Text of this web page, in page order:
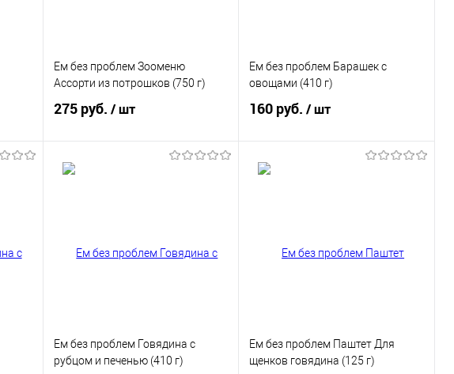
Ем без проблем Зооменю
Ассорти из потрошков (750 г)
275 руб. / шт
Ем без проблем Барашек с
овощами (410 г)
160 руб./ шт
Ем без проблем Говядина с
рубцом и печенью (410 г)
Ем без проблем Паштет Для
щенков говядина (125 г)